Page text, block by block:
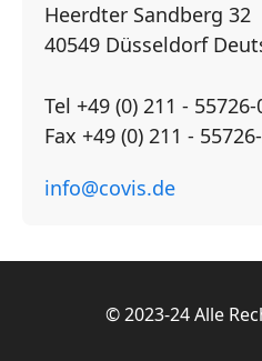
Heerdter Sandberg 32
40549 Düsseldorf
Tel +49 (0) 211 - 55726-
Fax +49 (0) 211 -
info@covis.de
© 2023-24 Alle